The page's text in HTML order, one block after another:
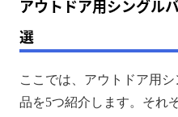
アウトドア用シングル
選
ここでは、アウトドア用
品を5つ紹介します。それ